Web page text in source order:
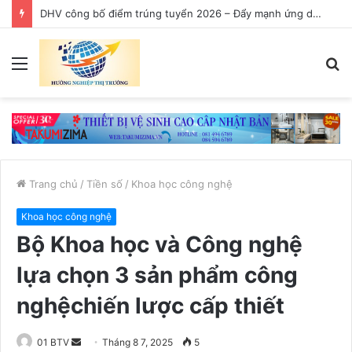
DHV công bố điểm trúng tuyển 2026 – Đẩy mạnh ứng dụng AI trong giảng dạy
Trang chủ / Tiền số / Khoa học công nghệ
Khoa học công nghệ
Bộ Khoa học và Công nghệ
lựa chọn 3 sản phẩm công
nghệchiến lược cấp thiết
01 BTV Tháng 8 7, 2025 5